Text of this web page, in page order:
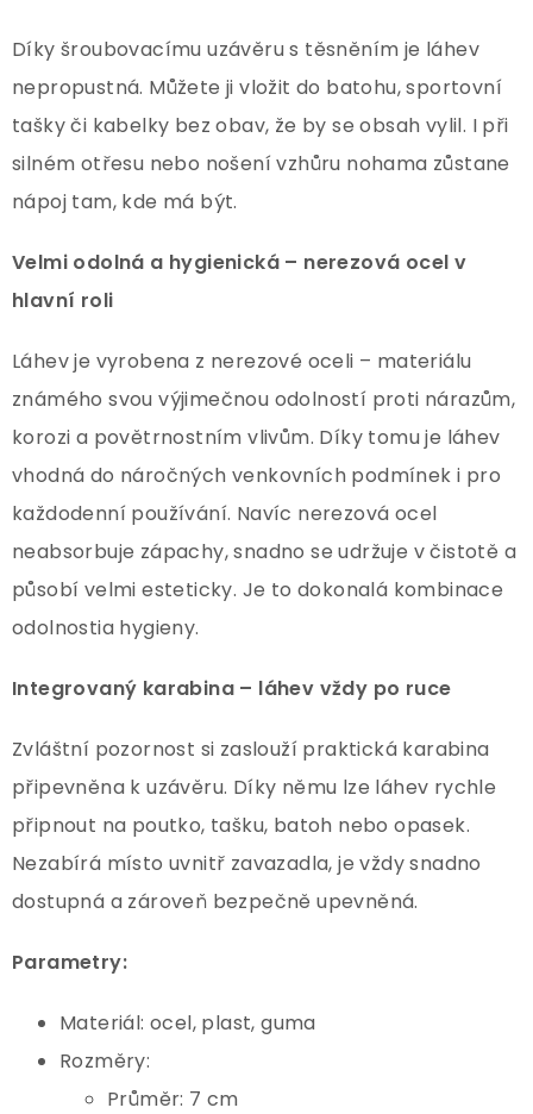
Díky šroubovacímu uzávěru s těsněním je láhev
nepropustná. Můžete ji vložit do batohu, sportovní
tašky či kabelky bez obav, že by se obsah vylil. I při
silném otřesu nebo nošení vzhůru nohama zůstane
nápoj tam, kde má být.
Velmi odolná a hygienická – nerezová ocel v
hlavní roli
Láhev je vyrobena z nerezové oceli – materiálu
známého svou výjimečnou odolností proti nárazům,
korozi a povětrnostním vlivům. Díky tomu je láhev
vhodná do náročných venkovních podmínek i pro
každodenní používání. Navíc nerezová ocel
neabsorbuje zápachy, snadno se udržuje v čistotě a
působí velmi esteticky. Je to dokonalá kombinace
odolnostia hygieny.
Integrovaný karabina – láhev vždy po ruce
Zvláštní pozornost si zaslouží praktická karabina
připevněna k uzávěru. Díky němu lze láhev rychle
připnout na poutko, tašku, batoh nebo opasek.
Nezabírá místo uvnitř zavazadla, je vždy snadno
dostupná a zároveň bezpečně upevněná.
Parametry:
Materiál: ocel, plast, guma
Rozměry:
Průměr: 7 cm